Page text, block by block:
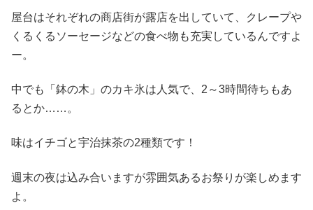
屋台はそれぞれの商店街が露店を出していて、クレープや
くるくるソーセージなどの食べ物も充実しているんですよ
ー。
中でも「鉢の木」のカキ氷は人気で、2～3時間待ちもあ
るとか……。
味はイチゴと宇治抹茶の2種類です！
週末の夜は込み合いますが雰囲気あるお祭りが楽しめます
よ。